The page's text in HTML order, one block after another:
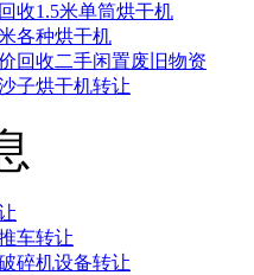
收1.5米单筒烘干机
各种烘干机
回收二手闲置废旧物资
子烘干机转让
车转让
碎机设备转让